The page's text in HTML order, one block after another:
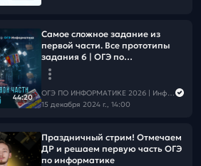
44:20
Самое сложное задание из
первой части. Все прототипы
задания 6 | ОГЭ по
информатике
ОГЭ ПО ИНФОРМАТИКЕ 2026 | Информатика с Мане
15 декабря 2024 г., 14:00
Праздничный стрим! Отмечаем
ДР и решаем первую часть ОГЭ
по информатике